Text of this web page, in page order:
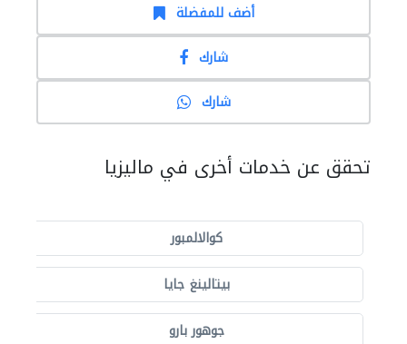
أضف للمفضلة
شارك
شارك
تحقق عن خدمات أخرى في ماليزيا
كوالالمبور
بيتالينغ جايا
جوهور بارو